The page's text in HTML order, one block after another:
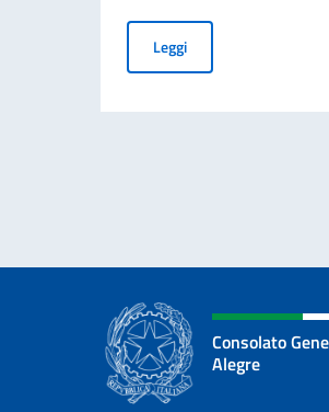
LeggiCessazione della
Consolato
Alegre